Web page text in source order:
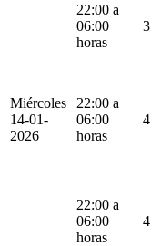
22:00 a
06:00
horas
3
Miércoles
14-01-
2026
22:00 a
06:00
horas
4
22:00 a
06:00
horas
4